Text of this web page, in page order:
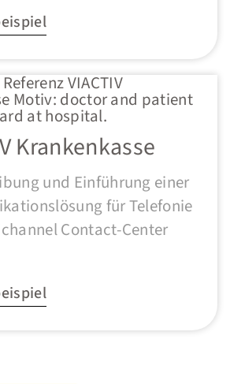
Krankenkasse
und Einführung einer
für Telefonie
Contact-Center